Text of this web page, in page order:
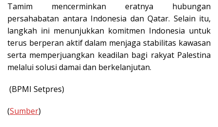
Tamim mencerminkan eratnya hubungan
persahabatan antara Indonesia dan Qatar. Selain itu,
langkah ini menunjukkan komitmen Indonesia untuk
terus berperan aktif dalam menjaga stabilitas kawasan
serta memperjuangkan keadilan bagi rakyat Palestina
melalui solusi damai dan berkelanjutan.
(BPMI Setpres)
(Sumber)